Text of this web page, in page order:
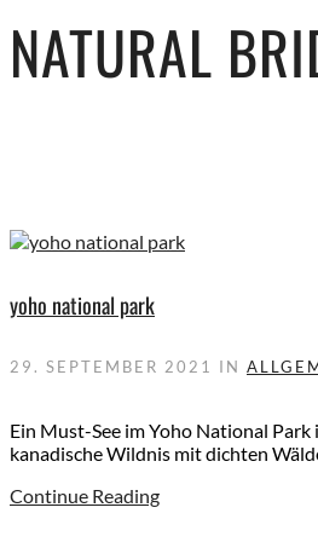
NATURAL
yoho national park
29. SEPTEMBER 2021 IN
Ein Must-See im Yoho National
kanadische Wildnis mit dichten
Continue Reading